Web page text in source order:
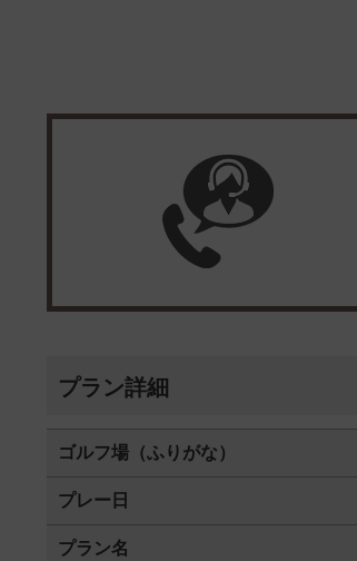
プラン詳細
ゴルフ場（ふりがな）
プレー日
プラン名